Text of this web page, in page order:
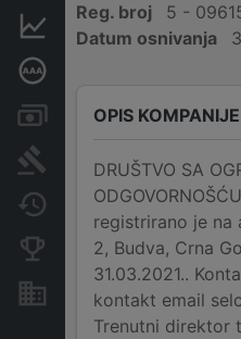
Finansijski podaci
Računi i blokade
Arhiva sudskih objava
Promjene
Konkurentne kompanije
Nekretnine i imovina
Reg. broj
5 -
Datum osnivanja
OPIS KOMPANIJE
DRUŠTVO SA
registrirano je na
2, Budva, Crna
31.03.2021..
kontakt email
Trenutni direktor